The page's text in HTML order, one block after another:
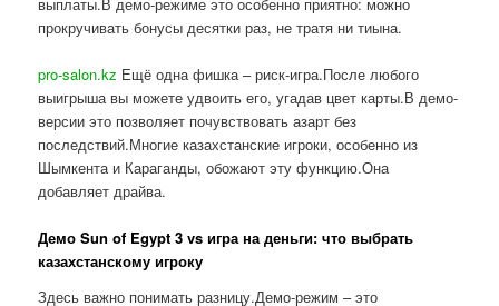
прокручивать бонусы десятки раз, не тратя ни тиына.
pro-salon.kz Ещё одна фишка – риск-игра.После любого
выигрыша вы можете удвоить его, угадав цвет карты.В демо-
версии это позволяет почувствовать азарт без
последствий.Многие казахстанские игроки, особенно из
Шымкента и Караганды, обожают эту функцию.Она
добавляет драйва.
Демо Sun of Egypt 3 vs игра на деньги: что выбрать
казахстанскому игроку
Здесь важно понимать разницу.Демо-режим – это